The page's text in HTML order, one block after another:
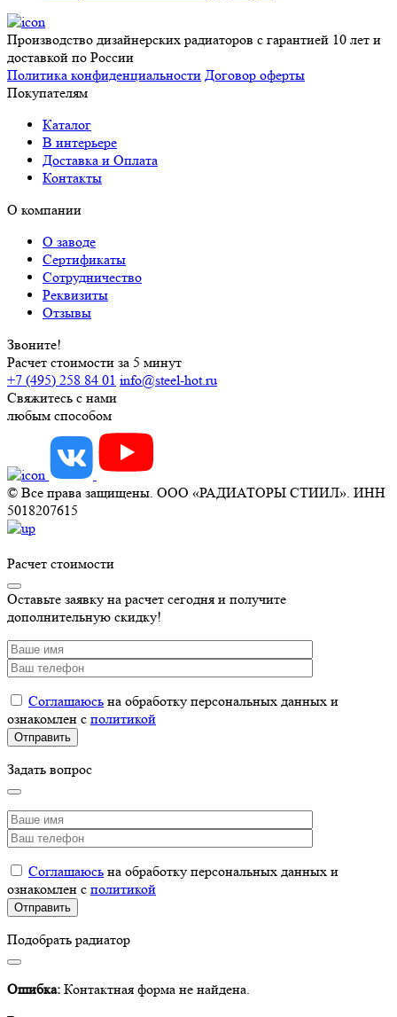
Производство дизайнерских радиаторов с гарантией 10 лет и
доставкой по России
Политика конфиденциальности Договор оферты
Покупателям
Каталог
В интерьере
Доставка и Оплата
Контакты
О компании
О заводе
Сертификаты
Сотрудничество
Реквизиты
Отзывы
Звоните!
Расчет стоимости за 5 минут
+7 (495) 258 84 01 info@steel-hot.ru
Свяжитесь с нами
любым способом
© Все права защищены. ООО «РАДИАТОРЫ СТИИЛ». ИНН
5018207615
Расчет стоимости
Оставьте заявку на расчет сегодня и получите
дополнительную скидку!
Соглашаюсь на обработку персональных данных и
ознакомлен с политикой
Задать вопрос
Соглашаюсь на обработку персональных данных и
ознакомлен с политикой
Подобрать радиатор
Ошибка: Контактная форма не найдена.